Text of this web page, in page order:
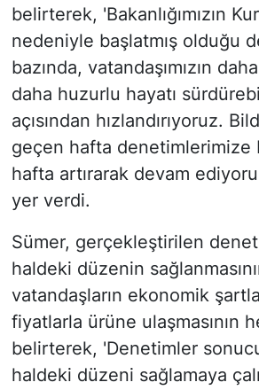
belirterek, 'Bakanlığımızın
nedeniyle başlatmış olduğu
bazında, vatandaşımızın
daha huzurlu hayatı
açısından hızlandırıyoruz.
geçen hafta denetimlerimize
hafta artırarak devam
yer verdi.
Sümer, gerçekleştirilen
haldeki düzenin
vatandaşların ekonomik
fiyatlarla ürüne ulaşmasının
belirterek, 'Denetimler
haldeki düzeni sağlamaya